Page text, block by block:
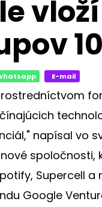
E-mail
napísal vo
spoločnosti,
Supercell
Google